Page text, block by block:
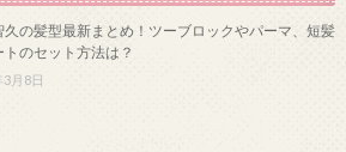
久の髪型最新まとめ！ツーブロックやパーマ、短髪
トのセット方法は？
3月8日